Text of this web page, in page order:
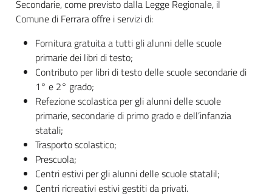
Secondarie, come previsto dalla Legge Regionale, il
Comune di Ferrara offre i servizi di:
Fornitura gratuita a tutti gli alunni delle scuole
primarie dei libri di testo;
Contributo per libri di testo delle scuole secondarie di
1° e 2° grado;
Refezione scolastica per gli alunni delle scuole
primarie, secondarie di primo grado e dell’infanzia
statali;
Trasporto scolastico;
Prescuola;
Centri estivi per gli alunni delle scuole statalil;
Centri ricreativi estivi gestiti da privati.